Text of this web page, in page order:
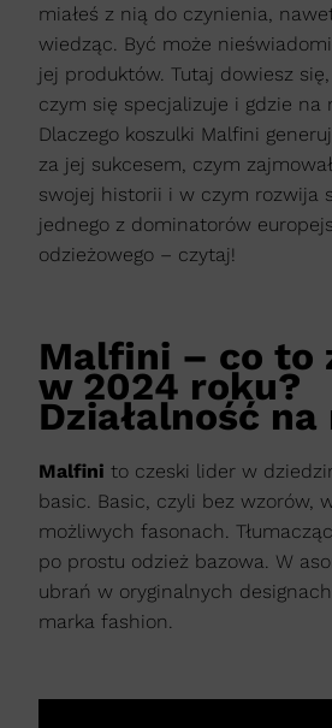
miałeś z nią do czynienia,
wiedząc. Być może
jej produktów. Tutaj dowiesz
czym się specjalizuje i gdzie na
Dlaczego koszulki Malfini
za jej sukcesem, czym
swojej historii i w czym rozwija
jednego z dominatorów
odzieżowego – czytaj!
Malfini – co to
w 2024 roku?
Działalność
Malfini to czeski lider w
basic. Basic, czyli bez wzorów,
możliwych fasonach.
po prostu odzież bazowa. W
ubrań w oryginalnych
marka fashion.